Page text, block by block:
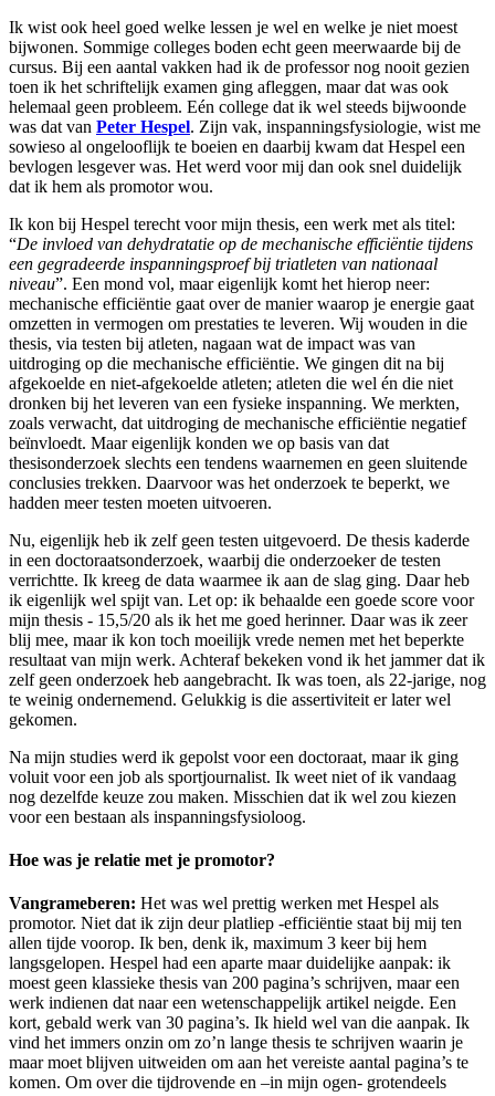
Ik wist ook heel goed welke lessen je wel en welke je niet moest
bijwonen. Sommige colleges boden echt geen meerwaarde bij de
cursus. Bij een aantal vakken had ik de professor nog nooit gezien
toen ik het schriftelijk examen ging afleggen, maar dat was ook
helemaal geen probleem. Eén college dat ik wel steeds bijwoonde
was dat van Peter Hespel. Zijn vak, inspanningsfysiologie, wist me
sowieso al ongelooflijk te boeien en daarbij kwam dat Hespel een
bevlogen lesgever was. Het werd voor mij dan ook snel duidelijk
dat ik hem als promotor wou.
Ik kon bij Hespel terecht voor mijn thesis, een werk met als titel:
“De invloed van dehydratatie op de mechanische efficiëntie tijdens
een gegradeerde inspanningsproef bij triatleten van nationaal
niveau”. Een mond vol, maar eigenlijk komt het hierop neer:
mechanische efficiëntie gaat over de manier waarop je energie gaat
omzetten in vermogen om prestaties te leveren. Wij wouden in die
thesis, via testen bij atleten, nagaan wat de impact was van
uitdroging op die mechanische efficiëntie. We gingen dit na bij
afgekoelde en niet-afgekoelde atleten; atleten die wel én die niet
dronken bij het leveren van een fysieke inspanning. We merkten,
zoals verwacht, dat uitdroging de mechanische efficiëntie negatief
beïnvloedt. Maar eigenlijk konden we op basis van dat
thesisonderzoek slechts een tendens waarnemen en geen sluitende
conclusies trekken. Daarvoor was het onderzoek te beperkt, we
hadden meer testen moeten uitvoeren.
Nu, eigenlijk heb ik zelf geen testen uitgevoerd. De thesis kaderde
in een doctoraatsonderzoek, waarbij die onderzoeker de testen
verrichtte. Ik kreeg de data waarmee ik aan de slag ging. Daar heb
ik eigenlijk wel spijt van. Let op: ik behaalde een goede score voor
mijn thesis - 15,5/20 als ik het me goed herinner. Daar was ik zeer
blij mee, maar ik kon toch moeilijk vrede nemen met het beperkte
resultaat van mijn werk. Achteraf bekeken vond ik het jammer dat ik
zelf geen onderzoek heb aangebracht. Ik was toen, als 22-jarige, nog
te weinig ondernemend. Gelukkig is die assertiviteit er later wel
gekomen.
Na mijn studies werd ik gepolst voor een doctoraat, maar ik ging
voluit voor een job als sportjournalist. Ik weet niet of ik vandaag
nog dezelfde keuze zou maken. Misschien dat ik wel zou kiezen
voor een bestaan als inspanningsfysioloog.
Hoe was je relatie met je promotor?
Vangrameberen: Het was wel prettig werken met Hespel als
promotor. Niet dat ik zijn deur platliep -efficiëntie staat bij mij ten
allen tijde voorop. Ik ben, denk ik, maximum 3 keer bij hem
langsgelopen. Hespel had een aparte maar duidelijke aanpak: ik
moest geen klassieke thesis van 200 pagina’s schrijven, maar een
werk indienen dat naar een wetenschappelijk artikel neigde. Een
kort, gebald werk van 30 pagina’s. Ik hield wel van die aanpak. Ik
vind het immers onzin om zo’n lange thesis te schrijven waarin je
maar moet blijven uitweiden om aan het vereiste aantal pagina’s te
komen. Om over die tijdrovende en –in mijn ogen- grotendeels